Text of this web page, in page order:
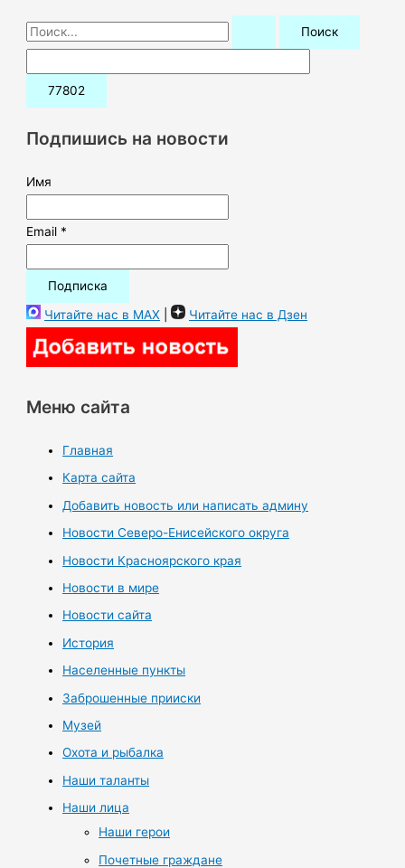
П
о
и
:Подпишись на новости
Имя
Email *
Читайте нас в MAX | Читайте нас в Дзен
Меню сайта
Главная
Карта сайта
Добавить новость или написать админу
Новости Северо-Енисейского округа
Новости Красноярского края
Новости в мире
Новости сайта
История
Населенные пункты
Заброшенные прииски
Музей
Охота и рыбалка
Наши таланты
Наши лица
Наши герои
Почетные граждане